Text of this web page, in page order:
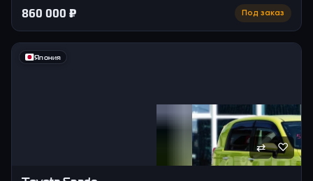
860 000 ₽ Под заказ
Япония
⇄ ♡